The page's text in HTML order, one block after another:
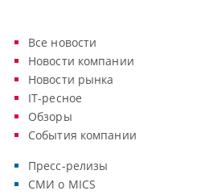
Все новости
Новости компании
Новости рынка
IT-ресное
Обзоры
События компании
Пресс-релизы
СМИ о MICS